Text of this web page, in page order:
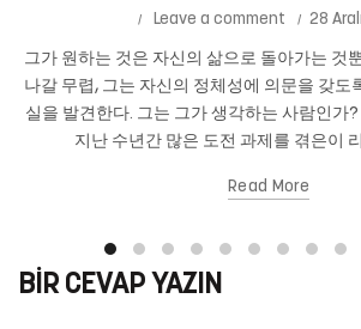
Leave a comment 28
그가 원하는 것은 자신의 삶으로 돌아가는 것
나갈 무렵, 그는 자신의 정체성에 의문을 갖도
실을 발견한다. 그는 그가 생각하는 사람인가
지난 수년간 많은 도전 과제를 겪은이
Read More
BIR CEVAP YAZIN